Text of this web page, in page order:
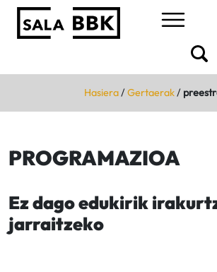
Hasiera/Gertaerak/
PROGRAMAZIOA
Ez dago edukirik
jarraitzeko